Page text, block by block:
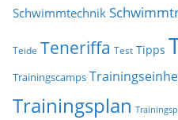
Schwimmtechnik
Teide Teneriffa Test Tipps
Trainingscamps
Trainingsplan